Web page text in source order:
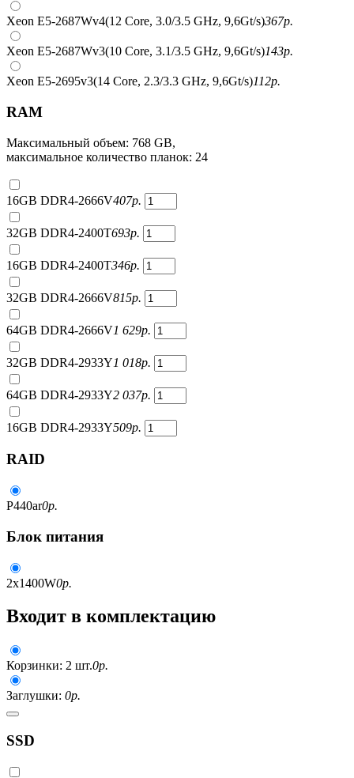
Xeon E5-2687Wv4(12 Core, 3.0/3.5 GHz, 9,6Gt/s)367р.
Xeon E5-2687Wv3(10 Core, 3.1/3.5 GHz, 9,6Gt/s)143р.
Xeon E5-2695v3(14 Core, 2.3/3.3 GHz, 9,6Gt/s)112р.
RAM
Максимальный объем: 768 GB,
максимальное количество планок: 24
16GB DDR4-2666V407р.
32GB DDR4-2400T693р.
16GB DDR4-2400T346р.
32GB DDR4-2666V815р.
64GB DDR4-2666V1 629р.
32GB DDR4-2933Y1 018р.
64GB DDR4-2933Y2 037р.
16GB DDR4-2933Y509р.
RAID
P440ar0р.
Блок питания
2x1400W0р.
Входит в комплектацию
Корзинки: 2 шт.0р.
Заглушки: 0р.
SSD